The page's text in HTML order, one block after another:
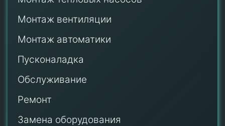
Монтаж вентиляции
Монтаж автоматики
Пусконаладка
Обслуживание
Ремонт
Замена оборудования